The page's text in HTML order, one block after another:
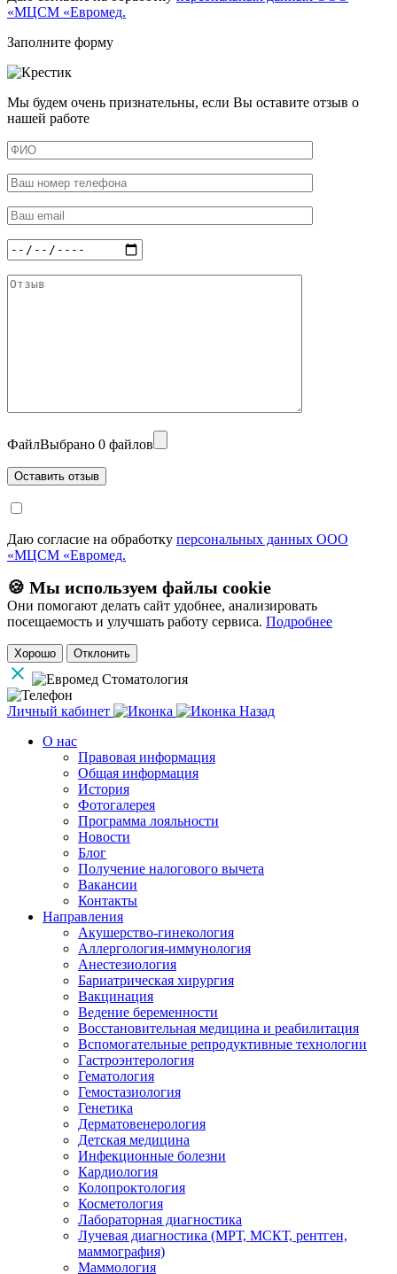
«МЦСМ «Евромед.
Заполните форму
Мы будем очень признательны, если Вы оставите отзыв о
нашей работе
ФайлВыбрано 0 файлов
Даю согласие на обработку персональных данных ООО
«МЦСМ «Евромед.
🍪 Мы используем файлы cookie
Они помогают делать сайт удобнее, анализировать
посещаемость и улучшать работу сервиса. Подробнее
Хорошо Отклонить
Личный кабинет
Назад
О нас
Правовая информация
Общая информация
История
Фотогалерея
Программа лояльности
Новости
Блог
Получение налогового вычета
Вакансии
Контакты
Направления
Акушерство-гинекология
Аллергология-иммунология
Анестезиология
Бариатрическая хирургия
Вакцинация
Ведение беременности
Восстановительная медицина и реабилитация
Вспомогательные репродуктивные технологии
Гастроэнтерология
Гематология
Гемостазиология
Генетика
Дерматовенерология
Детская медицина
Инфекционные болезни
Кардиология
Колопроктология
Косметология
Лабораторная диагностика
Лучевая диагностика (МРТ, МСКТ, рентген,
маммография)
Маммология